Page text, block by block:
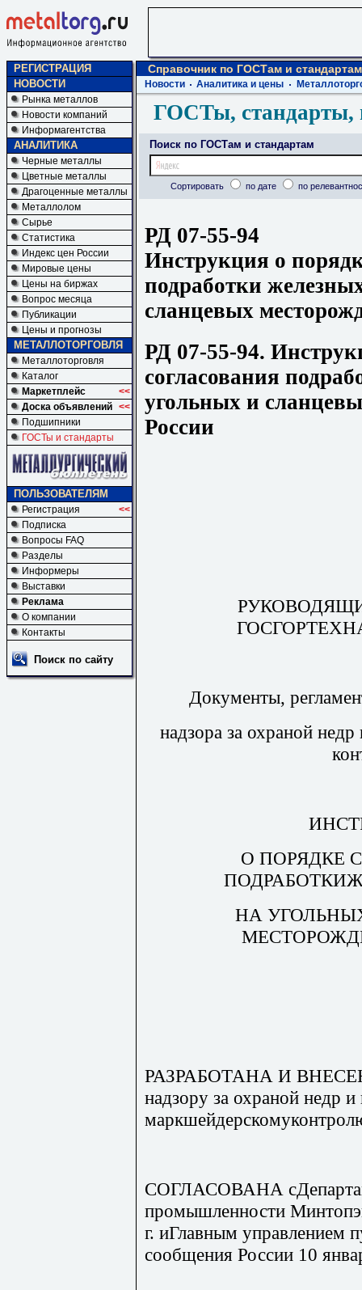
РЕГИСТРАЦИЯ
НОВОСТИ
Рынка металлов
Новости компаний
Информагентства
АНАЛИТИКА
Черные металлы
Цветные металлы
Драгоценные металлы
Металлолом
Сырье
Статистика
Индекс цен России
Мировые цены
Цены на биржах
Вопрос месяца
Публикации
Цены и прогнозы
МЕТАЛЛОТОРГОВЛЯ
Металлоторговля
Каталог
Маркетплейс
<<
Доска объявлений <<
Подшипники
ГОСТы и стандарты
ПОЛЬЗОВАТЕЛЯМ
Регистрация
<<
Подписка
Вопросы FAQ
Разделы
Информеры
Выставки
Реклама
О компании
Контакты
Поиск по сайту
Справочник по ГОСТам и стандартам
Новости Аналитика и цены
ГОСТы, стандарты,
Поиск по ГОСТам и стандартам
Сортировать по дате по
РД 07-55-94
Инструкция о
подработки
сланцевых
РД 07-55-94.
согласования
угольных и
России
Документы,
надзора за охраной
О ПОРЯДКЕ
НА
РАЗРАБОТАНА И
надзору за охраной недр и
СОГЛАСОВАНА
промышленности
г. иГлавным управлением
сообщения России 10